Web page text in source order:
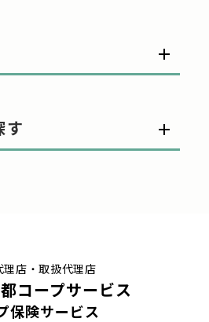
す
理店・取扱代理店
都コープサービス
保険サービス